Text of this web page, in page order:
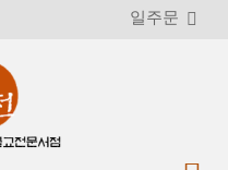
일주문